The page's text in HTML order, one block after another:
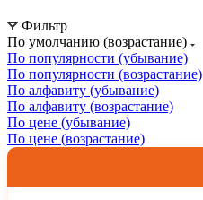
Фильтр
По умолчанию (возрастание)
По популярности (убывание)
По популярности (возрастание)
По алфавиту (убывание)
По алфавиту (возрастание)
По цене (убывание)
По цене (возрастание)